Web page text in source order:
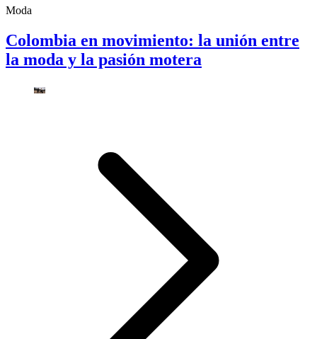
Moda
Colombia en movimiento: la unión entre
la moda y la pasión motera